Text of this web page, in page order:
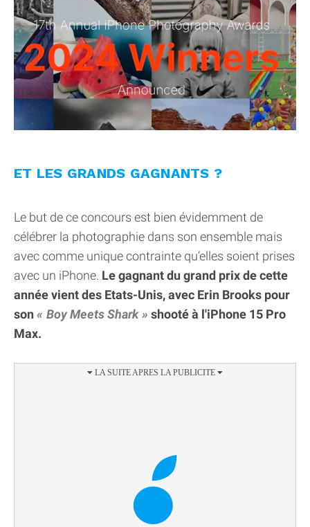
ET LES GRANDS GAGNANTS ?
Le but de ce concours est bien évidemment de
célébrer la photographie dans son ensemble mais
avec comme unique contrainte qu’elles soient prises
avec un iPhone. Le gagnant du grand prix de cette
année vient des Etats-Unis, avec Erin Brooks pour
son
Boy Meets Shark
shooté à l'iPhone 15 Pro
Max.